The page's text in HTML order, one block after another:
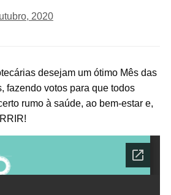
2020
desejam um ótimo Mês das
fazendo votos para que todos
rumo à saúde, ao bem-estar e,